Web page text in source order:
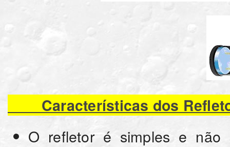
Características dos
O refletor é simples e não